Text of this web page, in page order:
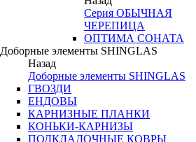
Серия ОБЫЧНАЯ
ЧЕРЕПИЦА
ОПТИМА СОНАТА
Доборные элементы SHINGLAS
Назад
Доборные элементы SHINGLAS
ГВОЗДИ
ЕНДОВЫ
КАРНИЗНЫЕ ПЛАНКИ
КОНЬКИ-КАРНИЗЫ
ПОДКЛАДОЧНЫЕ КОВРЫ